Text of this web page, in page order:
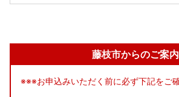
藤枝市からのご案内
※※※お申込みいただく前に必ず下記をご